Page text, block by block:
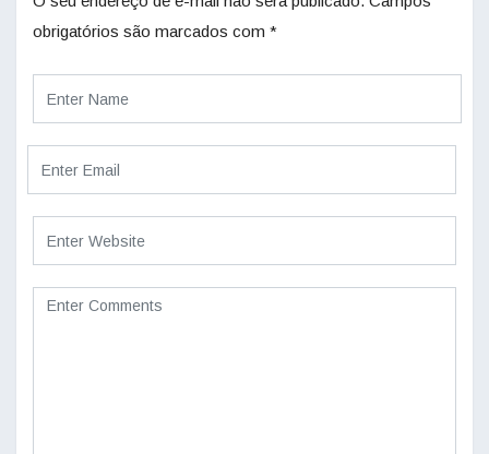
obrigatórios são marcados com *